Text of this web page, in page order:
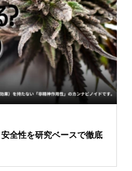
全性を研究ベースで徹底